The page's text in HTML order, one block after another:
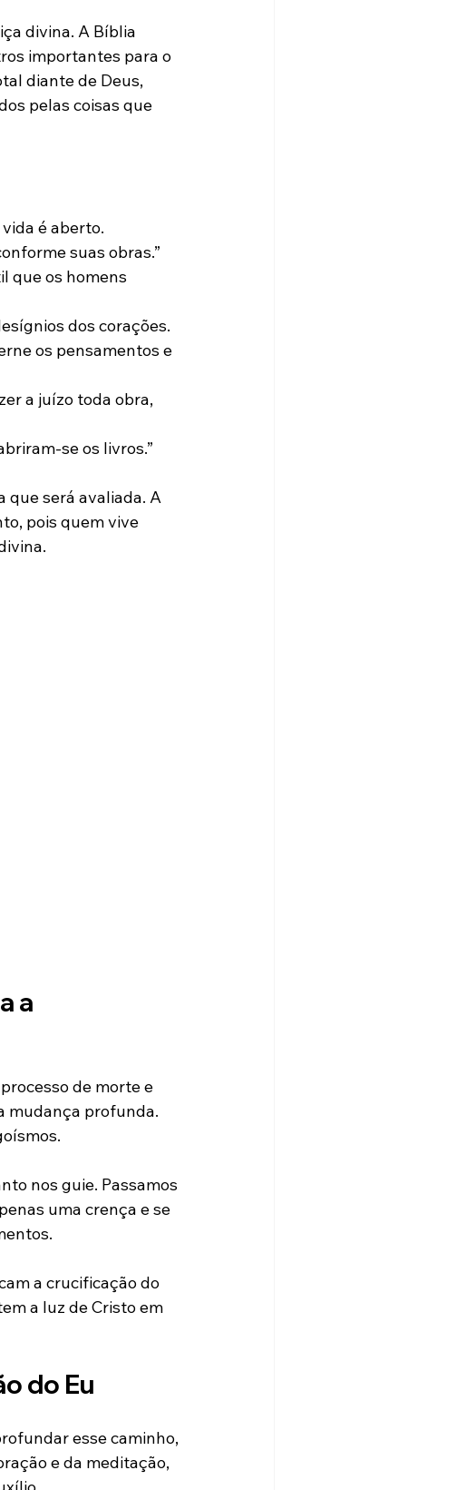
divina. A Bíblia
importantes para o
diante de Deus,
pelas coisas que
é aberto.
suas obras.”
que os homens
dos corações.
os pensamentos e
a juízo toda obra,
se os livros.”
que será avaliada. A
pois quem vive
a
de morte e
mudança profunda.
nos guie. Passamos
uma crença e se
a crucificação do
a luz de Cristo em
do Eu
esse caminho,
e da meditação,